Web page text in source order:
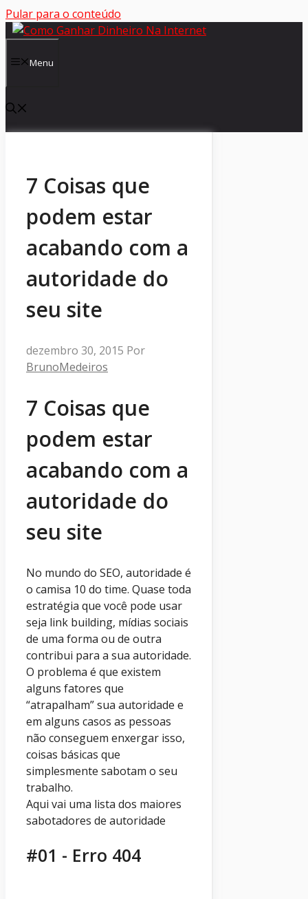
Pular para o conteúdo
Menu
7 Coisas que
podem estar
acabando com a
autoridade do
seu site
dezembro 30, 2015 Por
BrunoMedeiros
7 Coisas que
podem estar
acabando com a
autoridade do
seu site
No mundo do SEO, autoridade é
o camisa 10 do time. Quase toda
estratégia que você pode usar
seja link building, mídias sociais
de uma forma ou de outra
contribui para a sua autoridade.
O problema é que existem
alguns fatores que
“atrapalham” sua autoridade e
em alguns casos as pessoas
não conseguem enxergar isso,
coisas básicas que
simplesmente sabotam o seu
trabalho.
Aqui vai uma lista dos maiores
sabotadores de autoridade
#01 - Erro 404